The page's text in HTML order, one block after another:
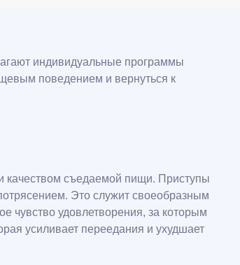
индивидуальные программы
поведением и вернуться к
качеством съедаемой пищи. Приступы
Это служит своеобразным
чувство удовлетворения, за которым
усиливает переедания и ухудшает